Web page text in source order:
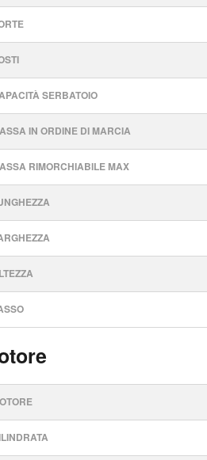
SERBATOIO
IN ORDINE DI MARCIA
RIMORCHIABILE MAX